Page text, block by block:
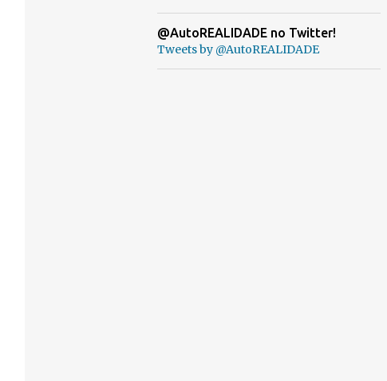
@AutoREALIDADE no Twitter!
Tweets by @AutoREALIDADE